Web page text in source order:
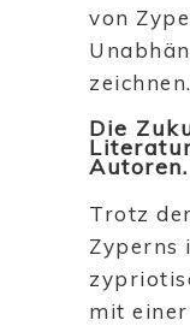
von
zeichnen.
Die
Autoren.
Trotz
Zyperns
mit